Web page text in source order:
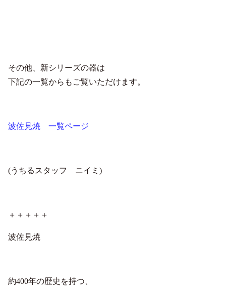
その他、新シリーズの器は
下記の一覧からもご覧いただけます。
波佐見焼 一覧ページ
(うちるスタッフ ニイミ)
＋＋＋＋＋
波佐見焼
約400年の歴史を持つ、